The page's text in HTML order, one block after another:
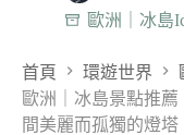
歐洲｜冰島
首頁 環遊世界
歐洲｜冰島景點推薦
間美麗而孤獨的燈塔